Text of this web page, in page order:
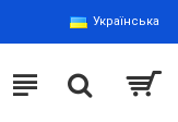
Українська